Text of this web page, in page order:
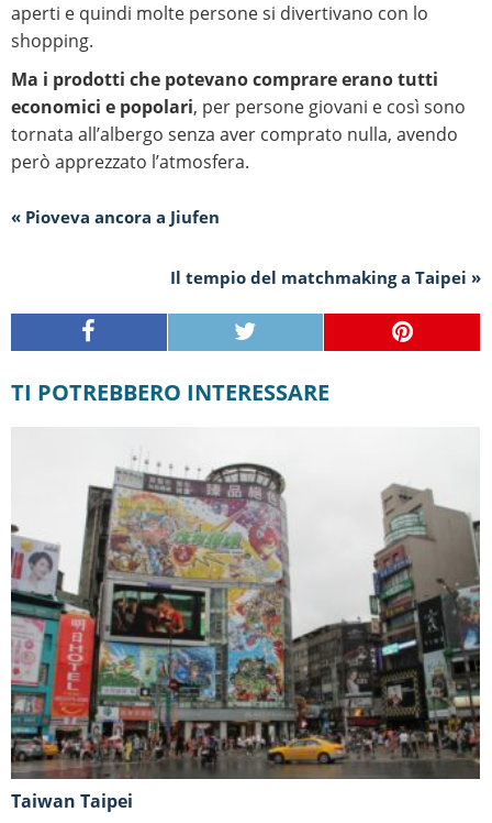
aperti e quindi molte persone si divertivano con lo
shopping.
Ma i prodotti che potevano comprare erano tutti
economici e popolari, per persone giovani e così sono
tornata all’albergo senza aver comprato nulla, avendo
però apprezzato l’atmosfera.
« Pioveva ancora a Jiufen
Il tempio del matchmaking a Taipei »
TI POTREBBERO INTERESSARE
Taiwan Taipei